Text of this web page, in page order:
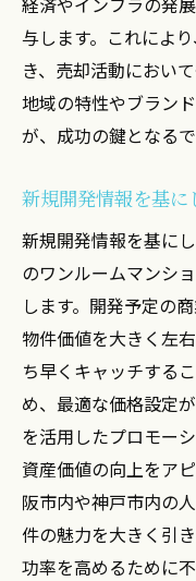
与します。これによ
き、売却活動におい
地域の特性やブラン
が、成功の鍵となるで
新規開発情報を基に
新規開発情報を基に
のワンルームマンシ
します。開発予定の
物件価値を大きく左
ち早くキャッチする
め、最適な価格設定
を活用したプロモー
資産価値の向上をア
阪市内や神戸市内の
件の魅力を大きく引
功率を高めるために